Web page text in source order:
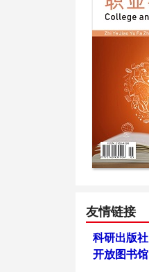
友情链接
科研出版社
开放图书馆